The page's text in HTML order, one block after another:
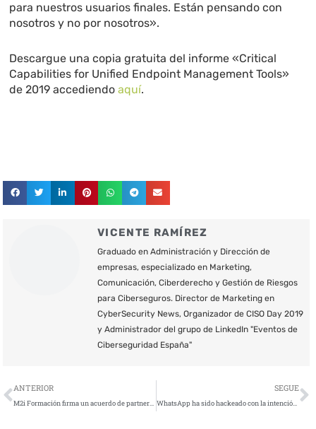
para nuestros usuarios finales. Están pensando con
nosotros y no por nosotros».
Descargue una copia gratuita del informe «Critical
Capabilities for Unified Endpoint Management Tools»
de 2019 accediendoaquí.
VICENTE RAMÍREZ
Graduado en Administración y Dirección de
empresas, especializado en Marketing,
Comunicación, Ciberderecho y Gestión de Riesgos
para Ciberseguros. Director de Marketing en
CyberSecurity News, Organizador de CISO Day 2019
y Administrador del grupo de LinkedIn "Eventos de
Ciberseguridad España"
Ant
ANTERIOR
M2i Formación firma un acuerdo de partnership con Grupo Talento
SEGUE
WhatsApp ha sido hackeado con la intención de espiar a sus usuarios